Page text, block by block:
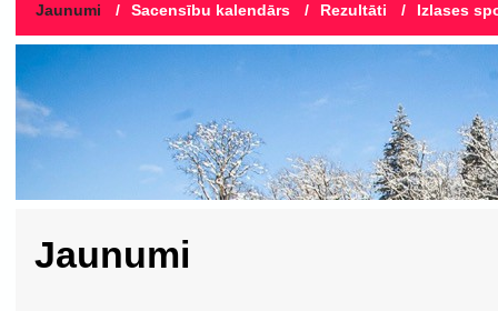
Jaunumi / Sacensību kalendārs / Rezultāti / Izlases
Jaunumi